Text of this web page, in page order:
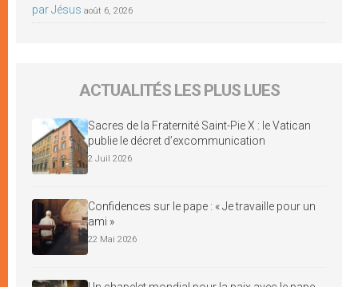
par Jésus août 6, 2026
ACTUALITÉS LES PLUS LUES
Sacres de la Fraternité Saint-Pie X : le Vatican
publie le décret d’excommunication
2 Juil 2026
Confidences sur le pape : « Je travaille pour un
ami »
22 Mai 2026